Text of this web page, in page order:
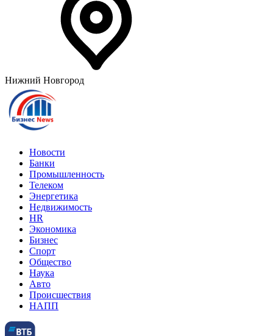
Нижний Новгород
Новости
Банки
Промышленность
Телеком
Энергетика
Недвижимость
HR
Экономика
Бизнес
Спорт
Общество
Наука
Авто
Происшествия
НАПП